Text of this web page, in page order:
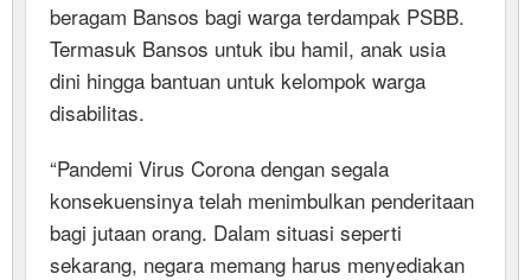
beragam Bansos bagi warga terdampak PSBB.
Termasuk Bansos untuk ibu hamil, anak usia
dini hingga bantuan untuk kelompok warga
disabilitas.
“Pandemi Virus Corona dengan segala
konsekuensinya telah menimbulkan penderitaan
bagi jutaan orang. Dalam situasi seperti
sekarang, negara memang harus menyediakan